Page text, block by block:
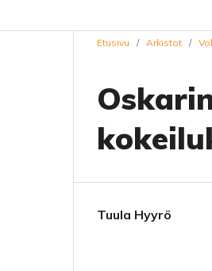
Etusivu / Arkistot /
Tuula Hyyrö